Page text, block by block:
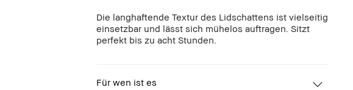
Die langhaftende Textur des Lidschattens ist vielseitig
einsetzbar und lässt sich mühelos auftragen. Sitzt
perfekt bis zu acht Stunden.
Für wen ist es